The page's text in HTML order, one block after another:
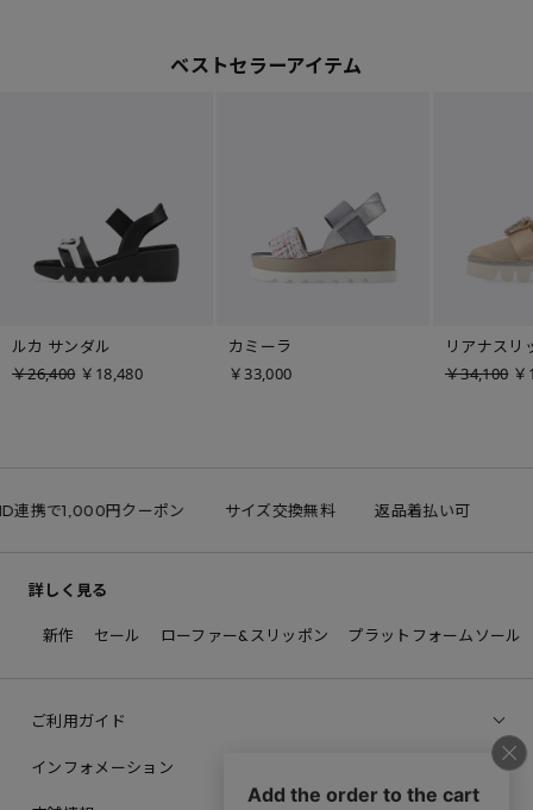
ベストセラーアイテム
ルカ サンダル
￥26,400 ￥18,480
カミーラ
￥33,000
リアナスリ
￥34,100
携で1,000円クーポン サイズ交換無料 返品着払い可
詳しく見る
新作 セール ローファー&スリッポン プラットフォームソール
ご利用ガイド
インフォメーション